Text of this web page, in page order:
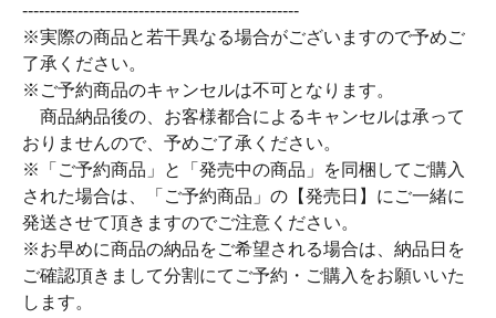
--------------------------------------------------
※実際の商品と若干異なる場合がございますので予めご
了承ください。
※ご予約商品のキャンセルは不可となります。
商品納品後の、お客様都合によるキャンセルは承って
おりませんので、予めご了承ください。
※「ご予約商品」と「発売中の商品」を同梱してご購入
された場合は、「ご予約商品」の【発売日】にご一緒に
発送させて頂きますのでご注意ください。
※お早めに商品の納品をご希望される場合は、納品日を
ご確認頂きまして分割にてご予約・ご購入をお願いいた
します。